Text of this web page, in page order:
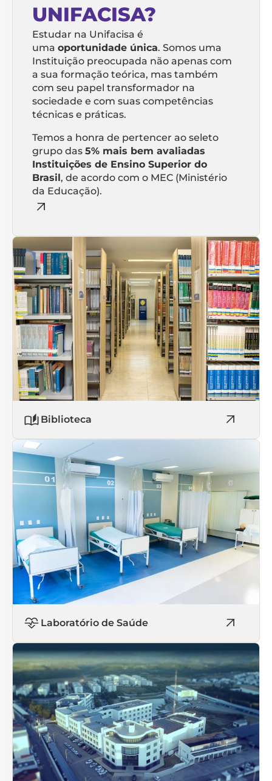
UNIFACISA?
Estudar na Unifacisa é
uma oportunidade única. Somos uma
Instituição preocupada não apenas com
a sua formação teórica, mas também
com seu papel transformador na
sociedade e com suas competências
técnicas e práticas.
Temos a honra de pertencer ao seleto
grupo das 5% mais bem avaliadas
Instituições de Ensino Superior do
Brasil, de acordo com o MEC (Ministério
da Educação).
Biblioteca
Laboratório de Saúde